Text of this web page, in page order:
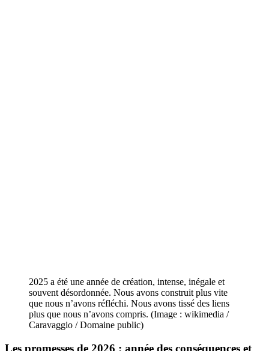
2025 a été une année de création, intense, inégale et
souvent désordonnée. Nous avons construit plus vite
que nous n’avons réfléchi. Nous avons tissé des liens
plus que nous n’avons compris. (Image : wikimedia /
Caravaggio / Domaine public)
Les promesses de 2026 : année des conséquences et